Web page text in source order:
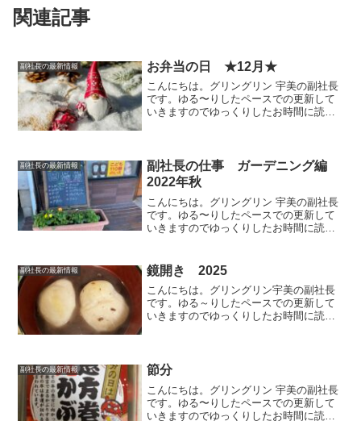
関連記事
副社長の最新情報 お弁当の日 ★12月★
こんにちは。グリングリン 宇美の副社長
です。ゆる〜りしたペースでの更新して
いきますのでゆっくりしたお時間に読ん
サンタクロースとトナ...
副社長の最新情報
副社長の仕事 ガーデニング編
2022年秋
こんにちは。グリングリン 宇美の副社長
です。ゆる〜りしたペースでの更新して
いきますのでゆっくりしたお時間に読ん
す。gringrin garden店頭を彩るプランタ
ーの植...
副社長の最新情報 鏡開き 2025
こんにちは。グリングリン宇美の副社長
です。ゆる～りしたペースでの更新して
いきますのでゆっくりしたお時間に読ん
に神（年神）や仏に供えた...
副社長の最新情報 節分
こんにちは。グリングリン 宇美の副社長
です。ゆる〜りしたペースでの更新して
いきますのでゆっくりしたお時間に読ん